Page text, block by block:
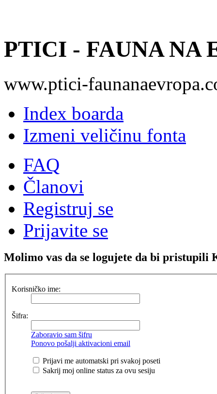
PTICI - FAUNA NA
www.ptici-
Index boarda
Izmeni veličinu fonta
FAQ
Članovi
Registruj se
Prijavite se
Molimo vas da se logujete da bi
Korisničko ime:
Šifra:
Zaboravio sam šifru
Ponovo pošalji aktivacioni email
Prijavi me automatski pri svakoj poseti
Sakrij moj online status za ovu sesiju